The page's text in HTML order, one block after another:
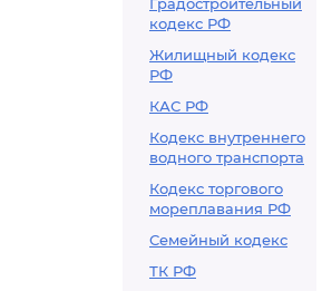
кодекс РФ
Жилищный кодекс
РФ
КАС РФ
Кодекс внутреннего
водного транспорта
Кодекс торгового
мореплавания РФ
Семейный кодекс
ТК РФ